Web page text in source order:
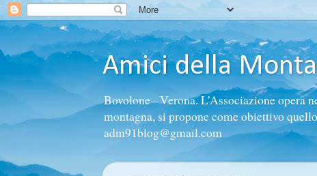
Amici della
Bovolone - Verona. L’Associazione opera
montagna, si propone come obiettivo
adm91blog@gmail.com